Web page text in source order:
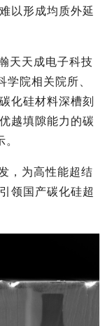
以形成均质外延
天天成电子科技
院相关院所、
化硅材料深槽刻
越填隙能力的碳
，为高性能超结
领国产碳化硅超